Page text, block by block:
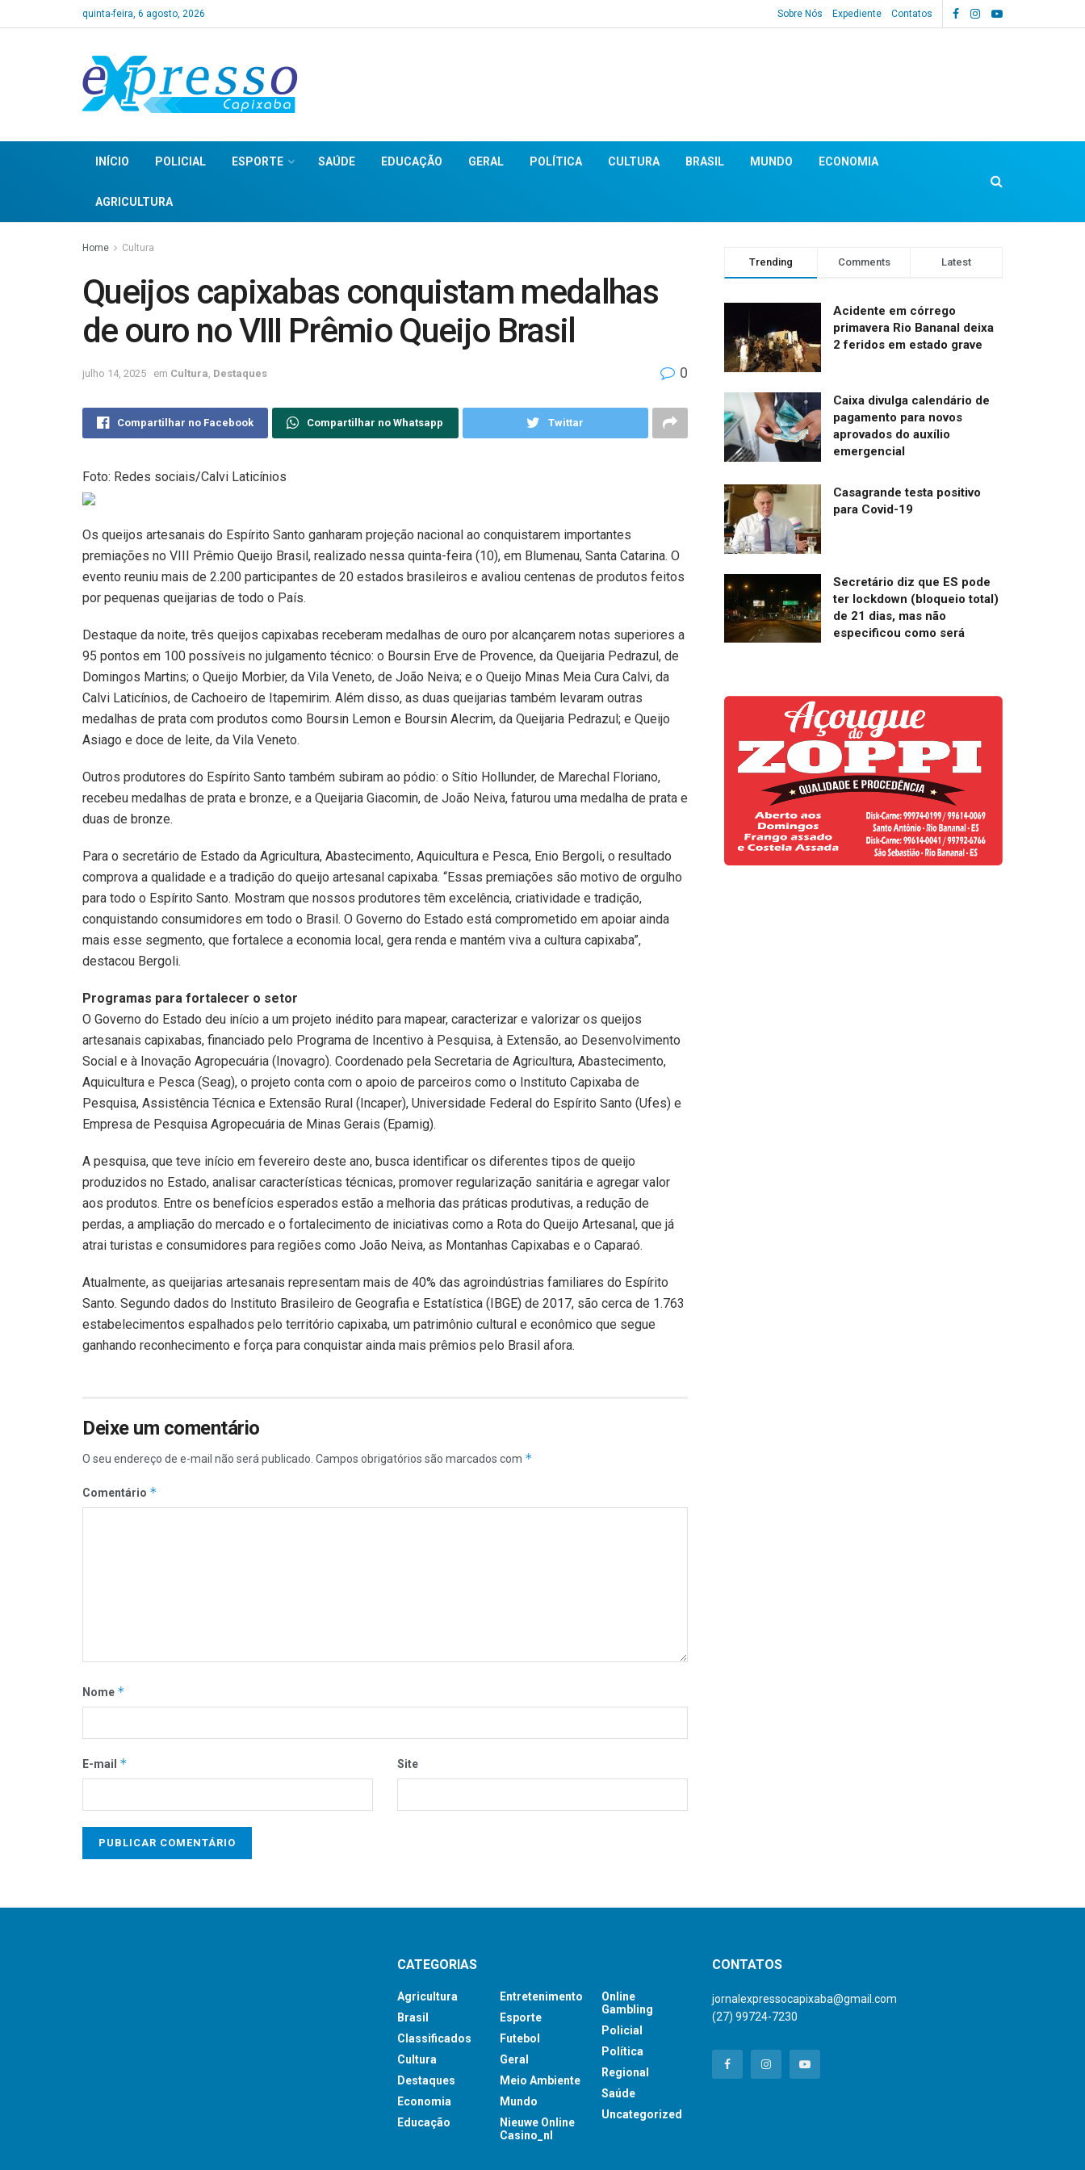
quinta-feira, 6 agosto, 2026 Sobre Nós Expediente Contatos
INÍCIO POLICIAL ESPORTE SAÚDE EDUCAÇÃO GERAL POLÍTICA CULTURA BRASIL MUNDO ECONOMIA
AGRICULTURA
Home Cultura
Queijos capixabas conquistam medalhas
de ouro no VIII Prêmio Queijo Brasil
julho 14, 2025 em Cultura Destaques 0
Compartilhar no Facebook Compartilhar no Whatsapp Twittar
Foto: Redes sociais/Calvi Laticínios
Os queijos artesanais do Espírito Santo ganharam projeção nacional ao conquistarem importantes
premiações no VIII Prêmio Queijo Brasil, realizado nessa quinta-feira (10), em Blumenau, Santa Catarina. O
evento reuniu mais de 2.200 participantes de 20 estados brasileiros e avaliou centenas de produtos feitos
por pequenas queijarias de todo o País.
Destaque da noite, três queijos capixabas receberam medalhas de ouro por alcançarem notas superiores a
95 pontos em 100 possíveis no julgamento técnico: o Boursin Erve de Provence, da Queijaria Pedrazul, de
Domingos Martins; o Queijo Morbier, da Vila Veneto, de João Neiva; e o Queijo Minas Meia Cura Calvi, da
Calvi Laticínios, de Cachoeiro de Itapemirim. Além disso, as duas queijarias também levaram outras
medalhas de prata com produtos como Boursin Lemon e Boursin Alecrim, da Queijaria Pedrazul; e Queijo
Asiago e doce de leite, da Vila Veneto.
Outros produtores do Espírito Santo também subiram ao pódio: o Sítio Hollunder, de Marechal Floriano,
recebeu medalhas de prata e bronze, e a Queijaria Giacomin, de João Neiva, faturou uma medalha de prata e
duas de bronze.
Para o secretário de Estado da Agricultura, Abastecimento, Aquicultura e Pesca, Enio Bergoli, o resultado
comprova a qualidade e a tradição do queijo artesanal capixaba. “Essas premiações são motivo de orgulho
para todo o Espírito Santo. Mostram que nossos produtores têm excelência, criatividade e tradição,
conquistando consumidores em todo o Brasil. O Governo do Estado está comprometido em apoiar ainda
mais esse segmento, que fortalece a economia local, gera renda e mantém viva a cultura capixaba”,
destacou Bergoli.
Programas para fortalecer o setor
O Governo do Estado deu início a um projeto inédito para mapear, caracterizar e valorizar os queijos
artesanais capixabas, financiado pelo Programa de Incentivo à Pesquisa, à Extensão, ao Desenvolvimento
Social e à Inovação Agropecuária (Inovagro). Coordenado pela Secretaria de Agricultura, Abastecimento,
Aquicultura e Pesca (Seag), o projeto conta com o apoio de parceiros como o Instituto Capixaba de
Pesquisa, Assistência Técnica e Extensão Rural (Incaper), Universidade Federal do Espírito Santo (Ufes) e
Empresa de Pesquisa Agropecuária de Minas Gerais (Epamig).
A pesquisa, que teve início em fevereiro deste ano, busca identificar os diferentes tipos de queijo
produzidos no Estado, analisar características técnicas, promover regularização sanitária e agregar valor
aos produtos. Entre os benefícios esperados estão a melhoria das práticas produtivas, a redução de
perdas, a ampliação do mercado e o fortalecimento de iniciativas como a Rota do Queijo Artesanal, que já
atrai turistas e consumidores para regiões como João Neiva, as Montanhas Capixabas e o Caparaó.
Atualmente, as queijarias artesanais representam mais de 40% das agroindústrias familiares do Espírito
Santo. Segundo dados do Instituto Brasileiro de Geografia e Estatística (IBGE) de 2017, são cerca de 1.763
estabelecimentos espalhados pelo território capixaba, um patrimônio cultural e econômico que segue
ganhando reconhecimento e força para conquistar ainda mais prêmios pelo Brasil afora.
Deixe um comentário
O seu endereço de e-mail não será publicado. Campos obrigatórios são marcados com *
Comentário *
Nome *
E-mail * Site
Trending Comments Latest
Acidente em córrego
primavera Rio Bananal deixa
2 feridos em estado grave
Caixa divulga calendário de
pagamento para novos
aprovados do auxílio
emergencial
Casagrande testa positivo
para Covid-19
Secretário diz que ES pode
ter lockdown (bloqueio total)
de 21 dias, mas não
especificou como será
CATEGORIAS
Agricultura
Brasil
Classificados
Cultura
Destaques
Economia
Educação
Entretenimento
Esporte
Futebol
Geral
Meio Ambiente
Mundo
Nieuwe Online
Casino_nl
Online
Gambling
Policial
Política
Regional
Saúde
Uncategorized
CONTATOS
jornalexpressocapixaba@gmail.com
(27) 99724-7230